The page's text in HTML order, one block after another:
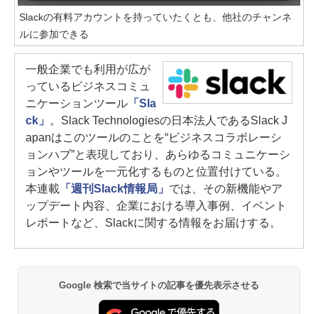
Slackの有料アカウントを持っていたくとも、他社のチャンネ
ルに参加できる
一般企業でも利用が広が
っているビジネスコミュ
ニケーションツール「Sla
ck」
。Slack Technologiesの日本法人であるSlack J
apanはこのツールのことを“ビジネスコラボレーシ
ョンハブ”と表現しており、あらゆるコミュニケーシ
ョンやツールを一元化するものと位置付けている。
本連載 「週刊Slack情報局」 では、その新機能やア
ップデート内容、企業における導入事例、イベント
レポートなど、Slackに関する情報をお届けする。
Google 検索で当サイトの記事を優先表示させる